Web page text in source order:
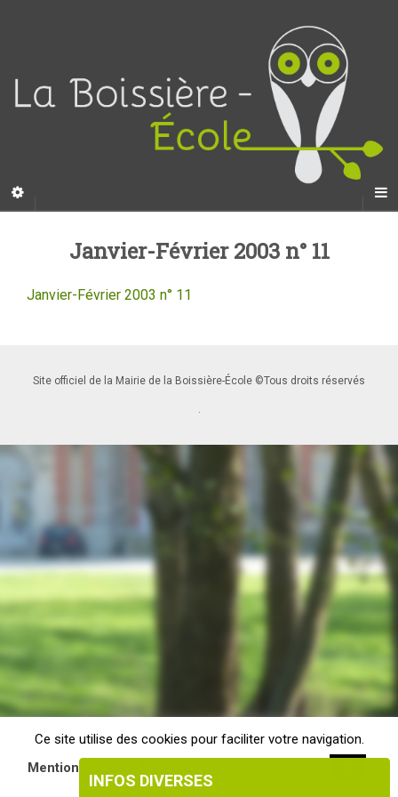
Janvier-Février 2003 n° 11
Janvier-Février 2003 n° 11
Site officiel de la Mairie de la Boissière-École ©Tous droits réservés
Ce site utilise des cookies pour faciliter votre navigation.
Mentions légales & Politique de confidentialité
INFOS DIVERSES